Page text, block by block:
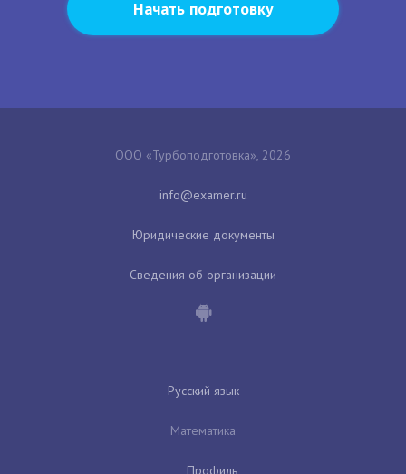
Начать подготовку
ООО «Турбоподготовка», 2026
Юридические документы
Сведения об организации
Русский язык
Математика
Профиль